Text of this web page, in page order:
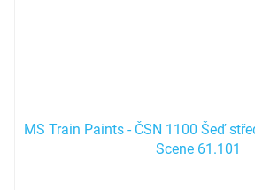
MS Train Paints - ČSN 1100 Šeď
Scene 61.101